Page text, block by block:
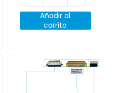
Añadir al
carrito